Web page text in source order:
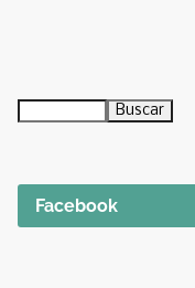
Facebook